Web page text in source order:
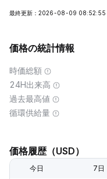
最終更新：2026-08-09 08:52:55
価格の統計情報
時価総額
24H出来高
過去最高値
循環供給量
価格履歴（USD）
今日 7日